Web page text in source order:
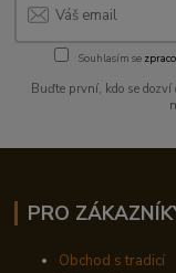
Souhlasím se
Buďte první, kdo se
PRO
Obchod s tradicí